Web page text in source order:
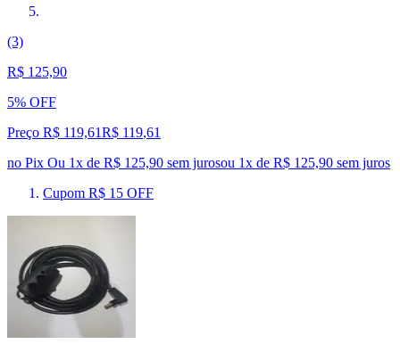
(3)
R$ 125,90
5% OFF
Preço R$ 119,61R$ 119,61
no Pix Ou 1x de R$ 125,90 sem jurosou 1x de R$ 125,90 sem juros
Cupom R$ 15 OFF